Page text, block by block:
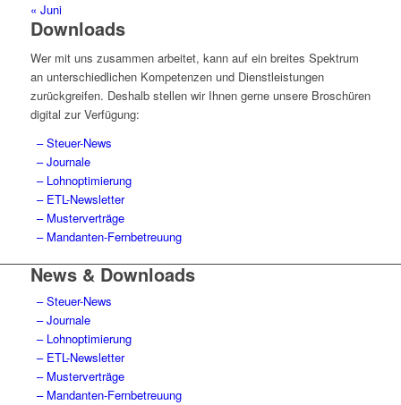
« Juni
Downloads
Wer mit uns zusammen arbeitet, kann auf ein breites Spektrum
an unterschiedlichen Kompetenzen und Dienstleistungen
zurückgreifen. Deshalb stellen wir Ihnen gerne unsere Broschüren
digital zur Verfügung:
– Steuer-News
– Journale
– Lohnoptimierung
– ETL-Newsletter
– Musterverträge
– Mandanten-Fernbetreuung
News & Downloads
– Steuer-News
– Journale
– Lohnoptimierung
– ETL-Newsletter
– Musterverträge
– Mandanten-Fernbetreuung